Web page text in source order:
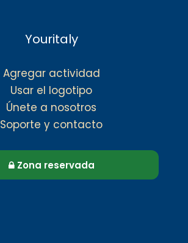
Youritaly
Agregar actividad
Usar el logotipo
Únete a nosotros
Soporte y contacto
Zona reservada